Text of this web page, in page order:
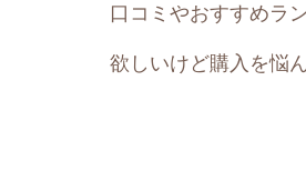
口コミやおすすめラ
欲しいけど購入を悩